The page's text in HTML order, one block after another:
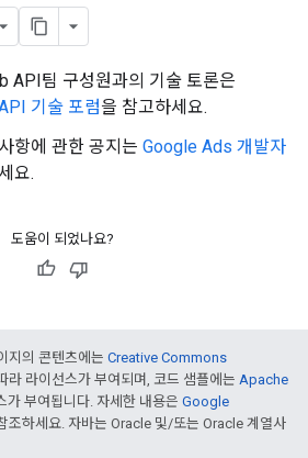
API팀 구성원과의 기술 토론은
기술 포럼을 참고하세요.
항에 관한 공지는 Google Ads 개발자
요.
도움이 되었나요?
지의 콘텐츠에는 Creative Commons
라 라이선스가 부여되며, 코드 샘플에는 Apache
가 부여됩니다. 자세한 내용은 Google
조하세요. 자바는 Oracle 및/또는 Oracle 계열사